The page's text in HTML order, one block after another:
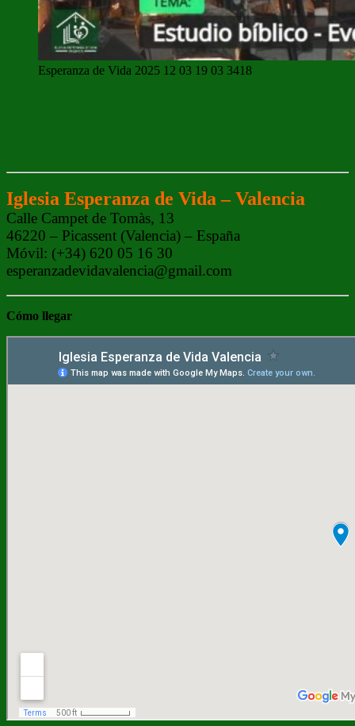
Esperanza de Vida 2025 12 03 19 03 3418
Iglesia Esperanza de Vida – Valencia
Calle Campet de Tomàs, 13
46220 – Picassent (Valencia) – España
Móvil: (+34) 620 05 16 30
esperanzadevidavalencia@gmail.com
Cómo llegar